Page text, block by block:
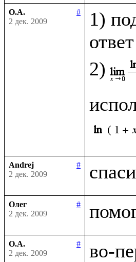
О.А.
#
2 дек. 2009
1)
ответ
2)
Andrej
#
2 дек. 2009
Олег
#
2 дек. 2009
О.А.
#
2 дек. 2009
во-